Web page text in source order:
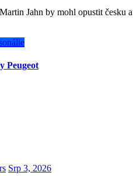
Martin Jahn by mohl opustit
Peugeot
Srp 3, 2026